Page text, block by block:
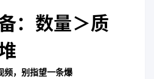
：数量＞质
频，别指望一条爆